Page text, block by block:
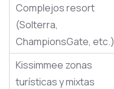
Complejos resort
(Solterra,
ChampionsGate, etc.)
Kissimmee zonas
turísticas y mixtas